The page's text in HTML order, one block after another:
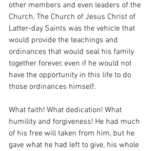
other members and even leaders of the
Church, The Church of Jesus Christ of
Latter-day Saints was the vehicle that
would provide the teachings and
ordinances that would seal his family
together forever, even if he would not
have the opportunity in this life to do
those ordinances himself.
What faith! What dedication! What
humility and forgiveness! He had much
of his free will taken from him, but he
gave what he had left to give, his whole